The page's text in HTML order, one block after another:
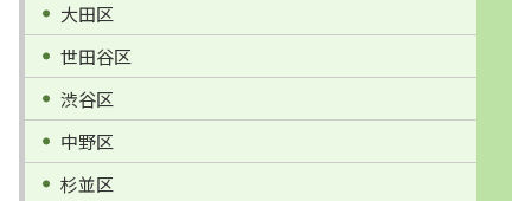
大田区
世田谷区
渋谷区
中野区
杉並区